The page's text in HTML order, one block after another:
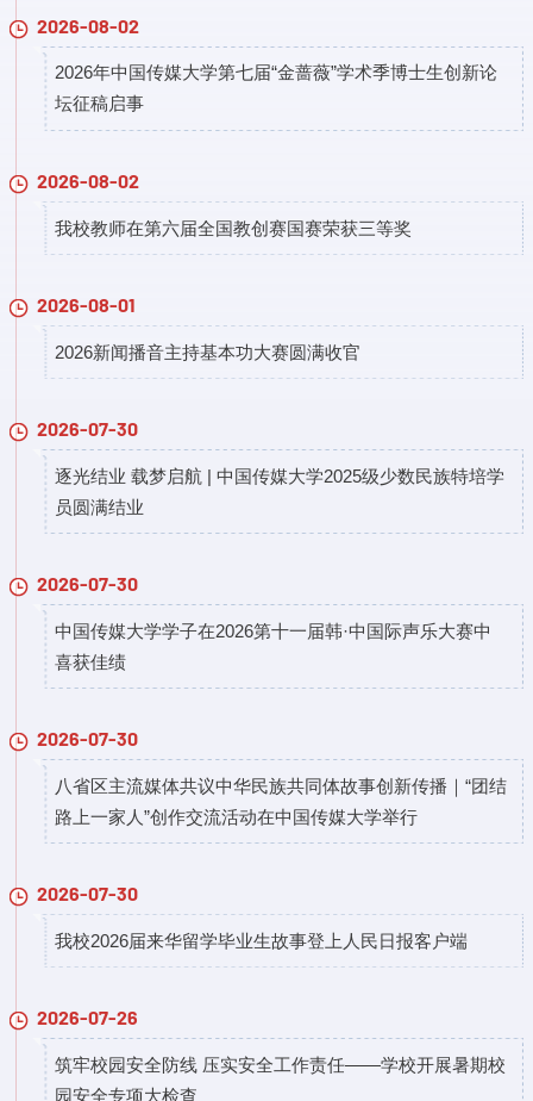
2026-08-02
2026年中国传媒大学第七届“金蔷薇”学术季博士生创新论
坛征稿启事
2026-08-02
我校教师在第六届全国教创赛国赛荣获三等奖
2026-08-01
2026新闻播音主持基本功大赛圆满收官
2026-07-30
逐光结业 载梦启航 | 中国传媒大学2025级少数民族特培学
员圆满结业
2026-07-30
中国传媒大学学子在2026第十一届韩·中国际声乐大赛中
喜获佳绩
2026-07-30
八省区主流媒体共议中华民族共同体故事创新传播｜“团结
路上一家人”创作交流活动在中国传媒大学举行
2026-07-30
​我校2026届来华留学毕业生故事登上人民日报客户端
2026-07-26
筑牢校园安全防线 压实安全工作责任——学校开展暑期校
园安全专项大检查